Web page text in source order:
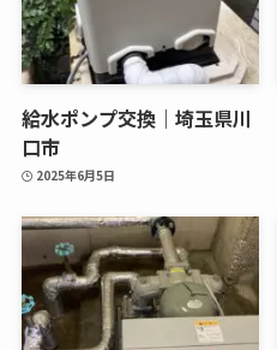
給水ポンプ交換｜埼玉県川
口市
2025年6月5日